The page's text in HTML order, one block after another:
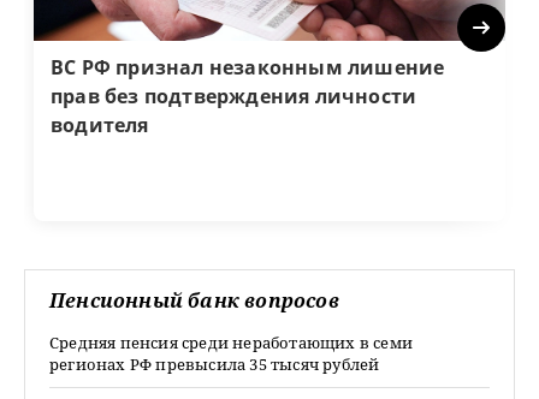
ВС РФ признал незаконным лишение
прав без подтверждения личности
водителя
Next
Пенсионный банк вопросов
Средняя пенсия среди неработающих в семи
регионах РФ превысила 35 тысяч рублей